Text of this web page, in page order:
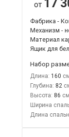
от 17
Фабрика -
Механизм -
Материал
Ящик для
Набор
Длина: 160
Глубина: 82
Высота: 86
Ширина
Длина